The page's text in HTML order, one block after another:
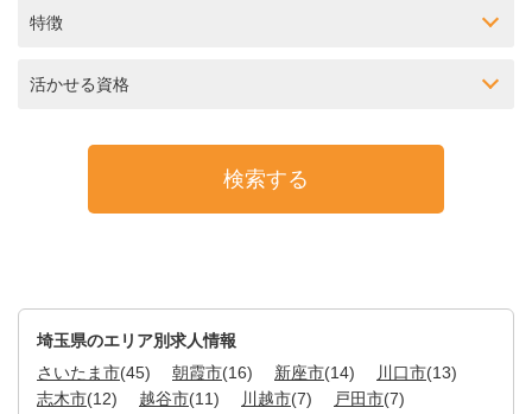
特徴
活かせる資格
埼玉県のエリア別求人情報
さいたま市(45) 朝霞市(16) 新座市(14) 川口市(13)
志木市(12) 越谷市(11) 川越市(7) 戸田市(7)